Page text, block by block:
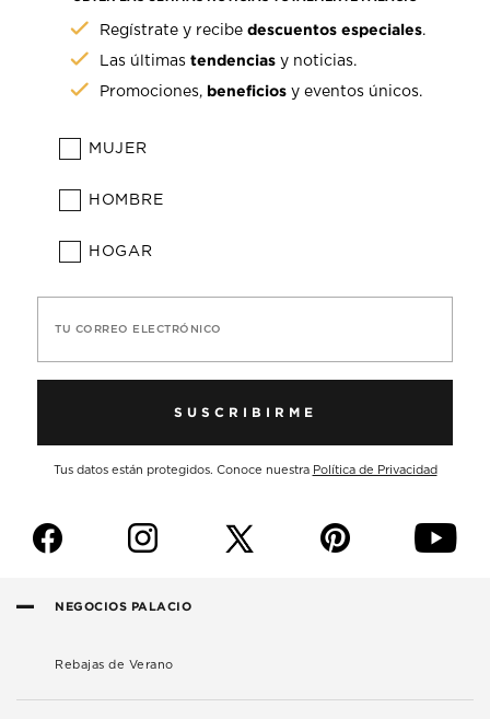
Regístrate y recibedescuentos especiales.
Las últimastendencias y noticias.
Promociones, beneficios y eventos únicos.
MUJER
HOMBRE
HOGAR
TU CORREO ELECTRÓNICO
SUSCRIBIRME
Tus datos están protegidos. Conoce nuestra Política de Privacidad
f i p y
NEGOCIOS PALACIO
Rebajas de Verano